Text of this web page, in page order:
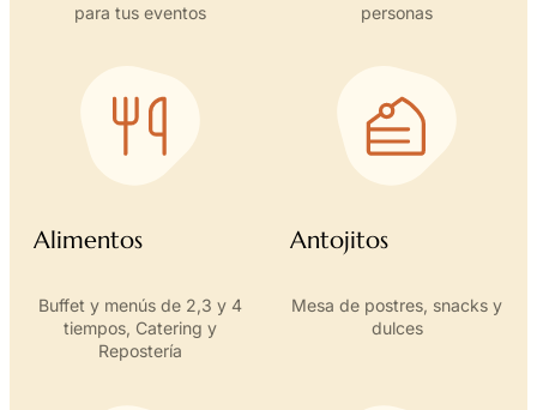
para tus eventos
personas
Alimentos
Buffet y menús de 2,3 y 4
tiempos, Catering y
Repostería
Antojitos
Mesa de postres, snacks y
dulces